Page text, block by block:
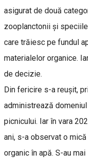
asigurat de două
zooplanctonii și
care trăiesc pe fundul
materialelor organice.
de decizie.
Din fericire s-a reușit,
administrează
picnicului. Iar în vara
ani, s-a observat o
organic în apă. S-au